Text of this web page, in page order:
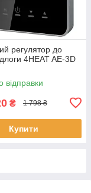
регулятор до
4HEAT AE-3D
відправки
₴ 1 798 ₴
Купити